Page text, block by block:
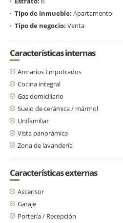
Tipo de inmueble: Apartamento
Tipo de negocio: Venta
Características internas
Armarios Empotrados
Cocina integral
Gas domiciliario
Suelo de cerámica / mármol
Unifamiliar
Vista panorámica
Zona de lavandería
Características externas
Ascensor
Garaje
Portería / Recepción